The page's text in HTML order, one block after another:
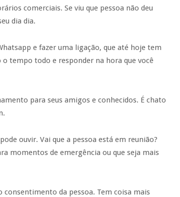
comerciais. Se viu que pessoa não deu
dia dia.
e fazer uma ligação, que até hoje tem
tempo todo e responder na hora que você
para seus amigos e conhecidos. É chato
ouvir. Vai que a pessoa está em reunião?
momentos de emergência ou que seja mais
da pessoa. Tem coisa mais